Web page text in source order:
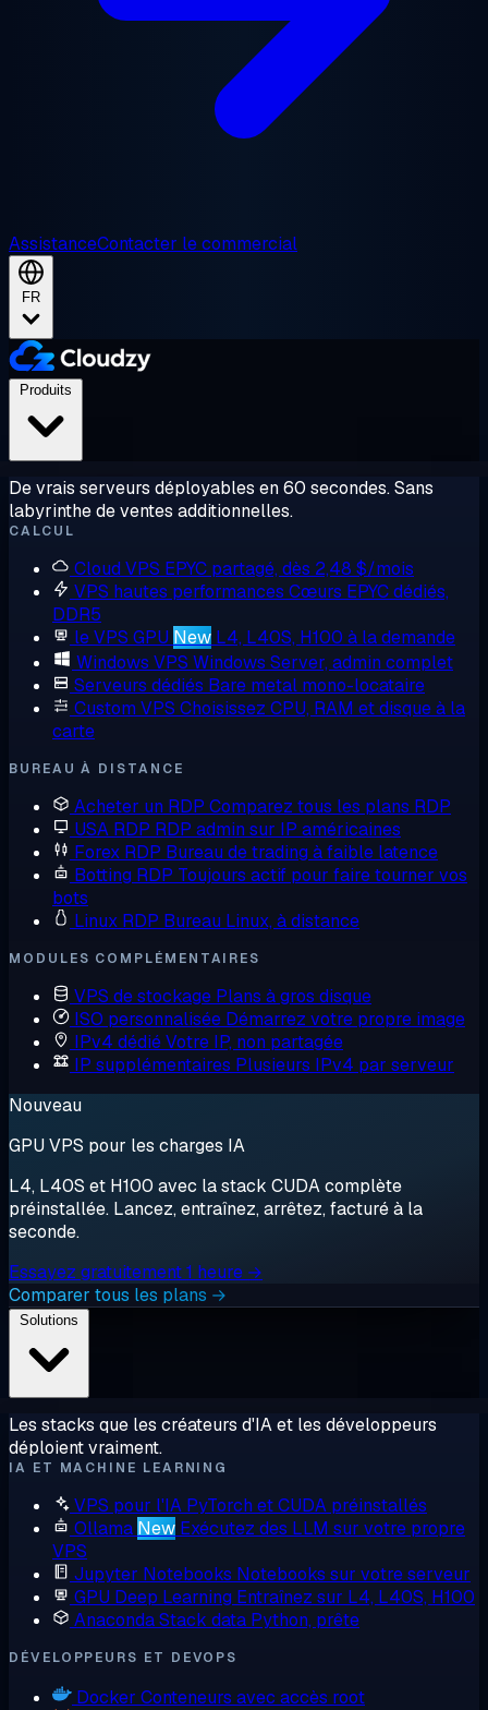
AssistanceContacter le commercial
FR
De vrais serveurs déployables en 60 secondes. Sans
labyrinthe de ventes additionnelles.
CALCUL
Cloud VPS EPYC partagé, dès 2,48 $/mois
VPS hautes performances Cœurs EPYC dédiés,
DDR5
le VPS GPU New L4, L40S, H100 à la demande
Windows VPS Windows Server, admin complet
Serveurs dédiés Bare metal mono-locataire
Custom VPS Choisissez CPU, RAM et disque à la
carte
BUREAU À DISTANCE
Acheter un RDP Comparez tous les plans RDP
USA RDP RDP admin sur IP américaines
Forex RDP Bureau de trading à faible latence
Botting RDP Toujours actif pour faire tourner vos
bots
Linux RDP Bureau Linux, à distance
MODULES COMPLÉMENTAIRES
VPS de stockage Plans à gros disque
ISO personnalisée Démarrez votre propre image
IPv4 dédiéVotre IP, non partagée
IP supplémentaires Plusieurs IPv4 par serveur
Nouveau
GPU VPS pour les charges IA
L4, L40S et H100 avec la stack CUDA complète
préinstallée. Lancez, entraînez, arrêtez, facturé à la
seconde.
Essayez gratuitement 1 heure →
Comparer tous les plans →
Les stacks que les créateurs d'IA et les développeurs
déploient vraiment.
IA ET MACHINE LEARNING
VPS pour l'IA PyTorch et CUDA préinstallés
Ollama New Exécutez des LLM sur votre propre
VPS
Jupyter Notebooks Notebooks sur votre serveur
GPU Deep Learning Entraînez sur L4, L40S, H100
AnacondaStack data Python, prête
DÉVELOPPEURS ET DEVOPS
Docker Conteneurs avec accès root